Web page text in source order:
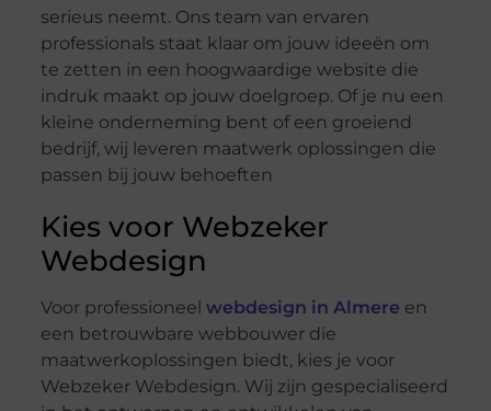
serieus neemt. Ons team van ervaren
professionals staat klaar om jouw ideeën om
te zetten in een hoogwaardige website die
indruk maakt op jouw doelgroep. Of je nu een
kleine onderneming bent of een groeiend
bedrijf, wij leveren maatwerk oplossingen die
passen bij jouw behoeften
Kies voor Webzeker
Webdesign
Voor professioneel webdesign in Almere en
een betrouwbare webbouwer die
maatwerkoplossingen biedt, kies je voor
Webzeker Webdesign. Wij zijn gespecialiseerd